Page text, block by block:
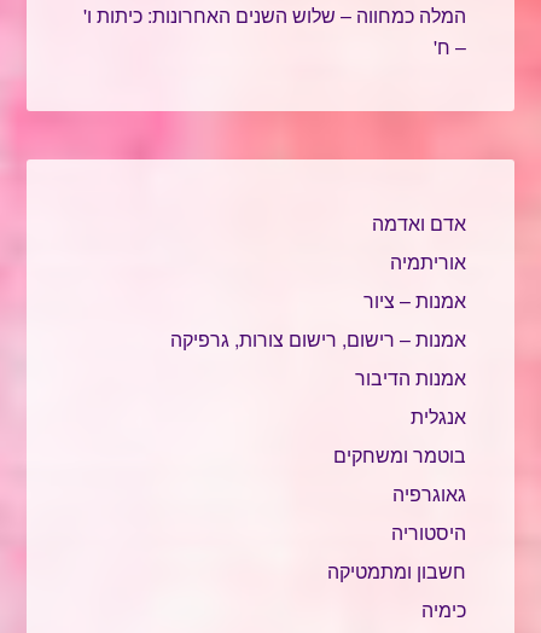
המלה כמחווה – שלוש השנים האחרונות: כיתות ו'
– ח'
אדם ואדמה
אוריתמיה
אמנות – ציור
אמנות – רישום, רישום צורות, גרפיקה
אמנות הדיבור
אנגלית
בוטמר ומשחקים
גאוגרפיה
היסטוריה
חשבון ומתמטיקה
כימיה